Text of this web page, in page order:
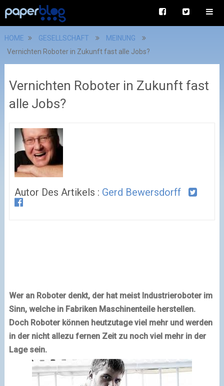
HOME GESELLSCHAFT
MEINUNG
Vernichten Roboter in Zukunft fast alle Jobs?
Vernichten Roboter in Zukunft fast
alle Jobs?
Autor Des Artikels : Gerd Bewersdorff
Wer an Roboter denkt, der hat meist Industrieroboter im
Sinn, welche in Fabriken Maschinenteile herstellen.
Doch Roboter können heutzutage viel mehr und werden
in der nicht allezu fernen Zeit zu noch viel mehr in der
Lage sein.